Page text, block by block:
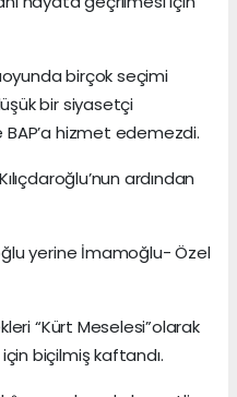
birçok seçimi
bir siyasetçi
hizmet edemezdi.
ardından
yerine İmamoğlu- Özel
“Kürt Meselesi”olarak
biçilmiş kaftandı.